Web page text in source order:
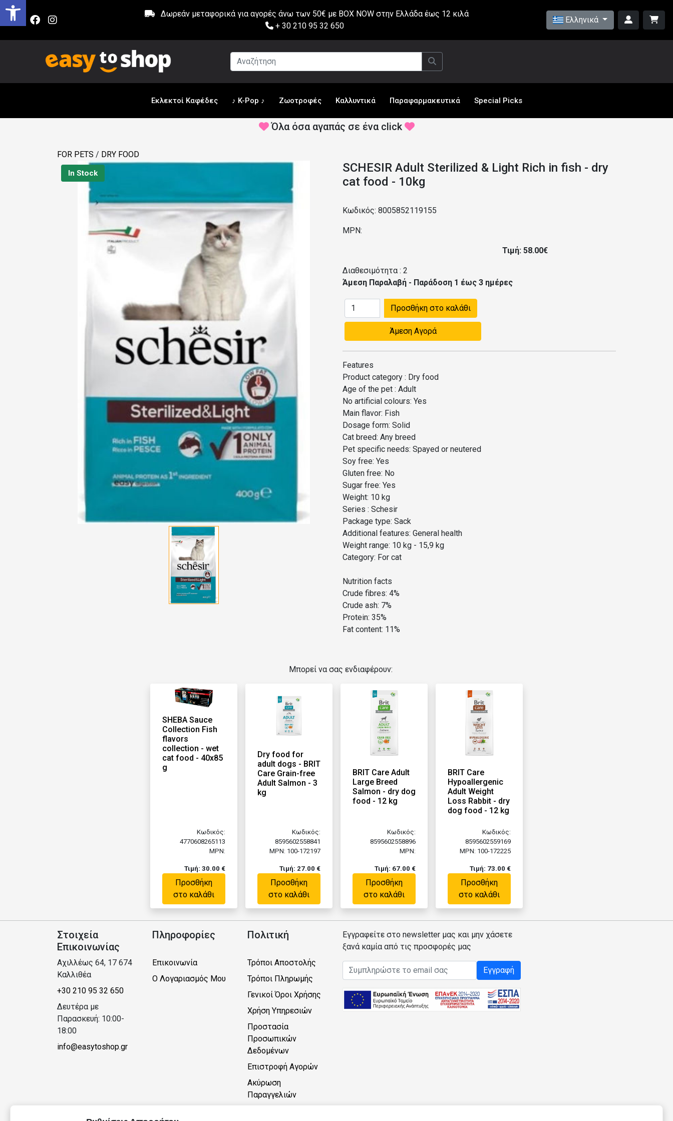
Δωρεάν μεταφορικά για αγορές άνω των 50€ με BOX NOW στην Ελλάδα έως 12 κιλά
+ 30 210 95 32 650
Ελληνικά
Εκλεκτοί Καφέδες ♪ K-Pop ♪ Ζωοτροφές Καλλυντικά Παραφαρμακευτικά Special Picks
Όλα όσα αγαπάς σε ένα click
FOR PETS / DRY FOOD
In Stock
SCHESIR Adult Sterilized & Light Rich in fish - dry
cat food - 10kg
Κωδικός: 8005852119155
MPN:
Τιμή: 58.00€
Διαθεσιμότητα : 2
Άμεση Παραλαβή - Παράδοση 1 έως 3 ημέρες
Προσθήκη στο καλάθι
Άμεση Αγορά
Features
Product category : Dry food
Age of the pet : Adult
No artificial colours: Yes
Main flavor: Fish
Dosage form: Solid
Cat breed: Any breed
Pet specific needs: Spayed or neutered
Soy free: Yes
Gluten free: No
Sugar free: Yes
Weight: 10 kg
Series : Schesir
Package type: Sack
Additional features: General health
Weight range: 10 kg - 15,9 kg
Category: For cat
Nutrition facts
Crude fibres: 4%
Crude ash: 7%
Protein: 35%
Fat content: 11%
Μπορεί να σας ενδιαφέρουν:
SHEBA Sauce
Collection Fish
flavors
collection - wet
cat food - 40x85
g
Κωδικός:
4770608265113
MPN:
Τιμή: 30.00 €
Προσθήκη
στο καλάθι
Dry food for
adult dogs - BRIT
Care Grain-free
Adult Salmon - 3
kg
Κωδικός:
8595602558841
MPN: 100-172197
Τιμή: 27.00 €
Προσθήκη
στο καλάθι
BRIT Care Adult
Large Breed
Salmon - dry dog
food - 12 kg
Κωδικός:
8595602558896
MPN:
Τιμή: 67.00 €
Προσθήκη
στο καλάθι
BRIT Care
Hypoallergenic
Adult Weight
Loss Rabbit - dry
dog food - 12 kg
Κωδικός:
8595602559169
MPN: 100-172225
Τιμή: 73.00 €
Προσθήκη
στο καλάθι
Στοιχεία
Επικοινωνίας
Αχιλλέως 64, 17 674
Καλλιθέα
+30 210 95 32 650
Δευτέρα με
Παρασκευή: 10:00-
18:00
info@easytoshop.gr
Πληροφορίες
Επικοινωνία
Ο Λογαριασμός Μου
Πολιτική
Τρόποι Αποστολής
Τρόποι Πληρωμής
Γενικοί Όροι Χρήσης
Χρήση Υπηρεσιών
Προστασία
Προσωπικών
Δεδομένων
Επιστροφή Αγορών
Ακύρωση
Παραγγελιών
Εγγραφείτε στο newsletter μας και μην χάσετε
ξανά καμία από τις προσφορές μας
Email address Εγγραφή